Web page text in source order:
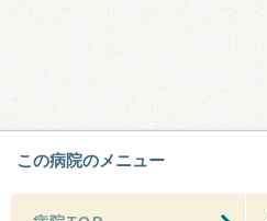
この病院のメニュー